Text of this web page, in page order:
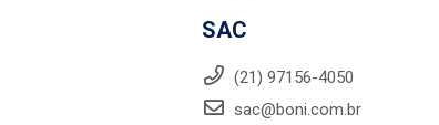
SAC
(21) 97156-4050
sac@boni.com.br